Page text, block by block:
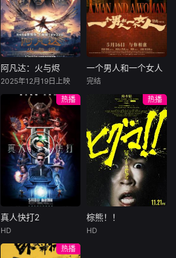
爱给羊群读侦探小
说，没想到自己有
一天会离奇死亡。
他留下的3000万
巨额遗产，让每个
人貌似都有犯罪动
机。警察毫无头绪
“不务正业”迈出牧
场，追查牧羊人“躺
平
公子陈伦（丁禹兮
饰）选中，被迫踏
入一场为他量身打
造的“换命游戏”。
豪华别墅、名车名
表、神秘女友全部
备齐，在陈伦的精
瞬间拥有顶配人
生。
阿凡达：火与烬
佐伊·索尔达娜
西格妮·韦弗
影片聚焦杰克·萨利
与奈蒂莉一家的命
运起伏，在前作的
情感余波之上，深
刻描绘一个家族在
战火中如何成长、
并共同守护血脉相
连的情感纽带的历
程，从而将故事推
维度。此外，潘多
阿凡达：火与烬
2025年12月19日上映
一个男人和一个女人
周汉宁
男人（黄渤
饰）和女人（倪妮
饰）飞机同时落
地，入住同一家酒
店，成为一墙之隔
的邻居。不够隔音
的房间暴露了男人
和女人因生活暂停
陷入的困境，健
康、家庭、婚姻、
一个男人和一个女人
完结
热播
真人快打2
阿德莱恩·鲁道夫
真人快打2
HD
热播
棕熊！！
棕熊！！
HD
热播